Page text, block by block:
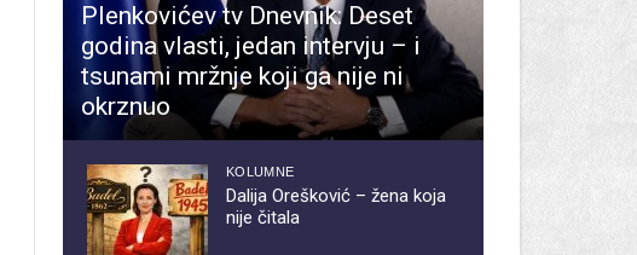
Plenkovićev tv Dnevnik: Deset
godina vlasti, jedan intervju – i
tsunami mržnje koji ga nije ni
okrznuo
KOLUMNE
Dalija Orešković – žena koja
nije čitala